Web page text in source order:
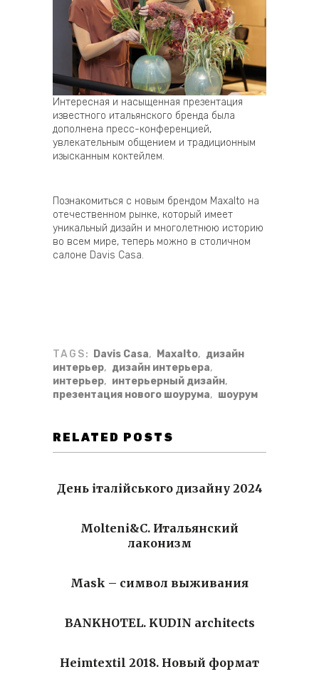
Интересная и насыщенная презентация
известного итальянского бренда была
дополнена пресс-конференцией,
увлекательным общением и традиционным
изысканным коктейлем.
Познакомиться с новым брендом Maxalto на
отечественном рынке, который имеет
уникальный дизайн и многолетнюю историю
во всем мире, теперь можно в столичном
салоне Davis Casa.
TAGS: Davis Casa, Maxalto, дизайн
интерьер, дизайн интерьера,
интерьер, интерьерный дизайн,
презентация нового шоурума, шоурум
RELATED POSTS
День італійського дизайну 2024
Molteni&C. Итальянский
лаконизм
Mask – символ выживания
BANKHOTEL. KUDIN architects
Heimtextil 2018. Новый формат